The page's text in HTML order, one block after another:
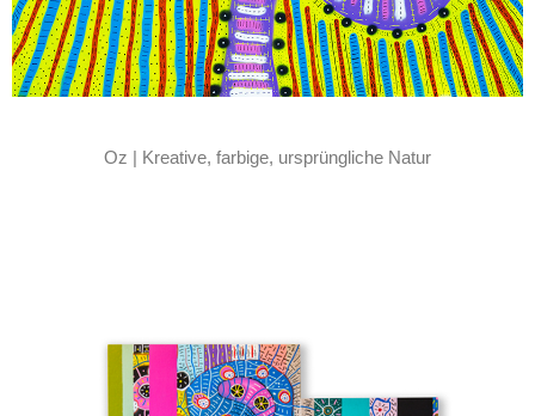
Oz | Kreative, farbige, ursprüngliche Natur